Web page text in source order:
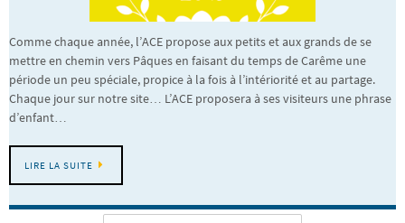
Comme chaque année, l’ACE propose aux petits et aux grands de se
mettre en chemin vers Pâques en faisant du temps de Carême une
période un peu spéciale, propice à la fois à l’intériorité et au partage.
Chaque jour sur notre site… L’ACE proposera à ses visiteurs une phrase
d’enfant…
LIRE LA SUITE